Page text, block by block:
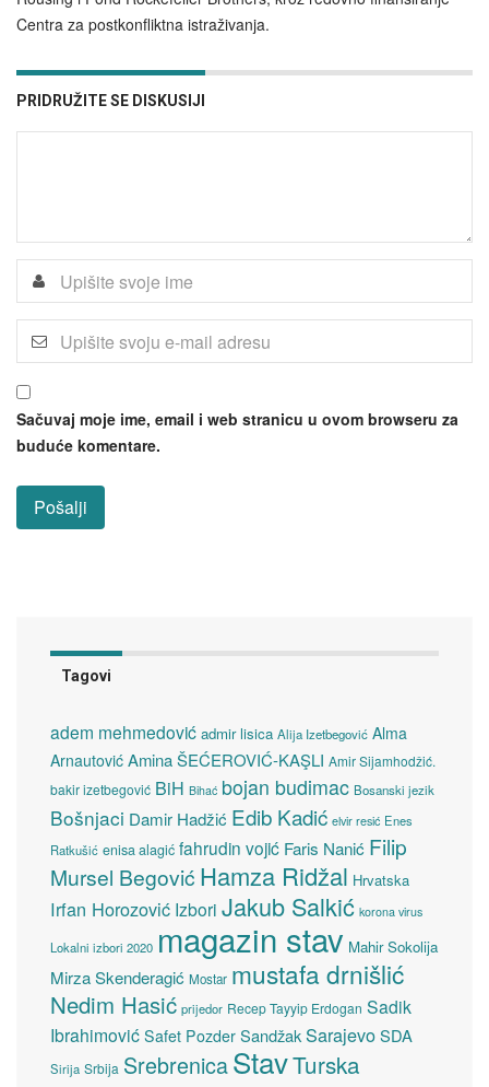
Centra za postkonfliktna istraživanja.
PRIDRUŽITE SE DISKUSIJI
Sačuvaj moje ime, email i web stranicu u ovom browseru za
buduće komentare.
Tagovi
adem mehmedović admir lisica Alija Izetbegović Alma
Arnautović Amina ŠEĆEROVIĆ-KAŞLI Amir Sijamhodžić.
bakir izetbegović BiH Bihać bojan budimac Bosanski jezik
Bošnjaci Damir Hadžić Edib Kadić elvir resić Enes
Ratkušić enisa alagić fahrudin vojić Faris Nanić Filip
Mursel Begović Hamza Ridžal Hrvatska
Irfan Horozović Izbori Jakub Salkić korona virus
Lokalni izbori 2020 magazin stav Mahir Sokolija
Mirza Skenderagić Mostar mustafa drnišlić
Nedim Hasić prijedor Recep Tayyip Erdogan Sadik
Ibrahimović Safet Pozder SandžakSarajevoSDA
Sirija Srbija SrebrenicaStavTurska